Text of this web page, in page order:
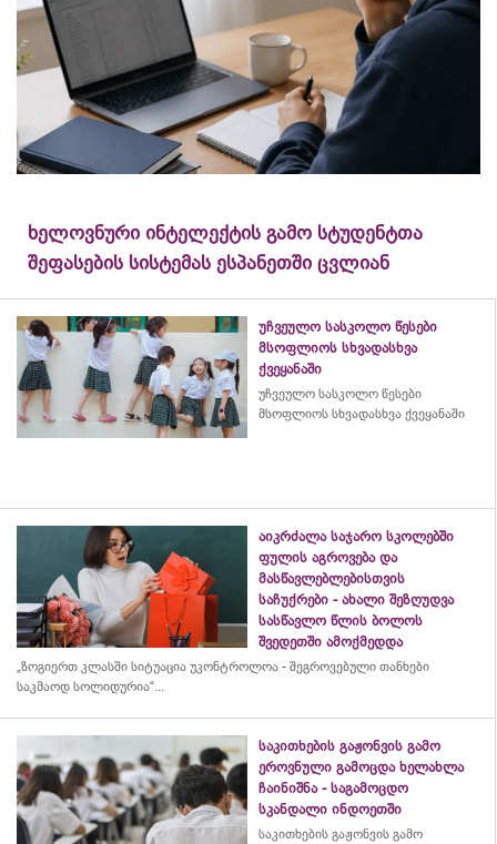
ხელოვნური ინტელექტის გამო სტუდენტთა
შეფასების სისტემას ესპანეთში ცვლიან
უჩვეულო სასკოლო წესები
მსოფლიოს სხვადასხვა
ქვეყანაში
უჩვეულო სასკოლო წესები
მსოფლიოს სხვადასხვა ქვეყანაში
აიკრძალა საჯარო სკოლებში
ფულის აგროვება და
მასწავლებლებისთვის
საჩუქრები - ახალი შეზღუდვა
სასწავლო წლის ბოლოს
შვედეთში ამოქმედდა
„ზოგიერთ კლასში სიტუაცია უკონტროლოა - შეგროვებული თანხები
საკმაოდ სოლიდურია“...
საკითხების გაჟონვის გამო
ეროვნული გამოცდა ხელახლა
ჩაინიშნა - საგამოცდო
სკანდალი ინდოეთში
საკითხების გაჟონვის გამო